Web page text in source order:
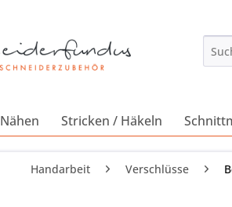
Nähen Stricken / Häkeln
Handarbeit Verschlüsse